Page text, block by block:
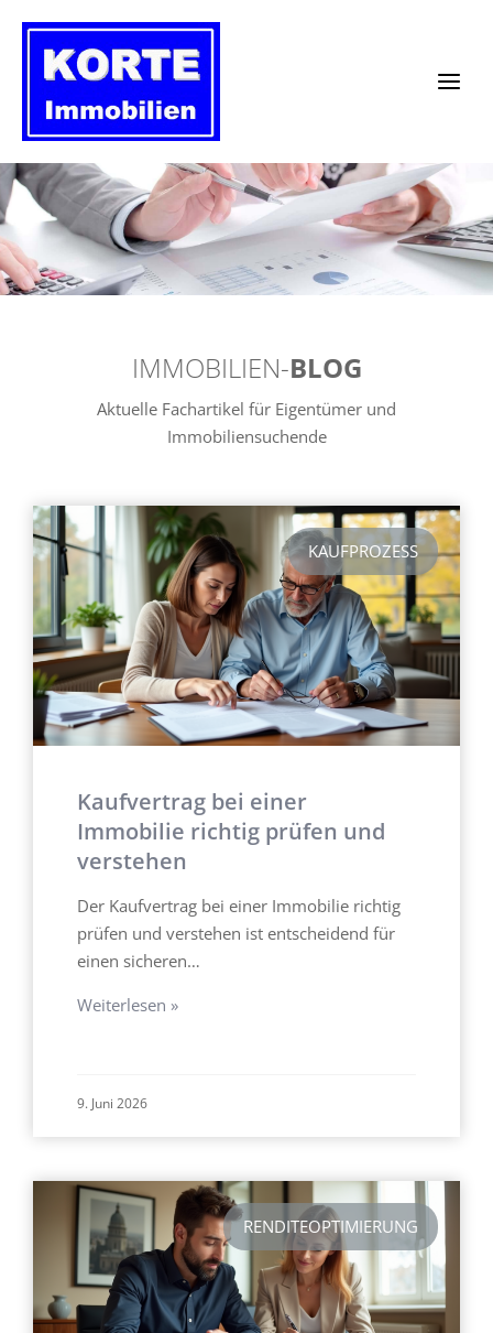
Inhalt
springen
IMMOBILIEN-BLOG
Aktuelle Fachartikel für Eigentümer und
Immobiliensuchende
KAUFPROZESS
Kaufvertrag bei einer
Immobilie richtig prüfen und
verstehen
Der Kaufvertrag bei einer Immobilie richtig
prüfen und verstehen ist entscheidend für
einen sicheren…
Weiterlesen »
9. Juni 2026
RENDITEOPTIMIERUNG